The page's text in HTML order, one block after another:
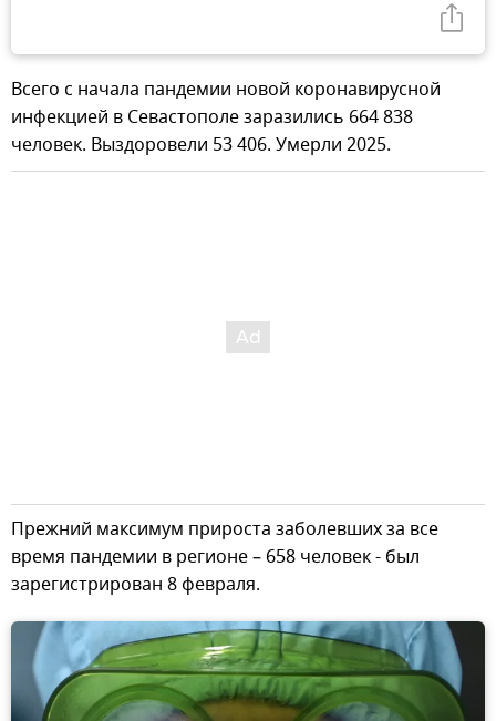
Всего с начала пандемии новой коронавирусной
инфекцией в Севастополе заразились 664 838
человек. Выздоровели 53 406. Умерли 2025.
Прежний максимум прироста заболевших за все
время пандемии в регионе – 658 человек - был
зарегистрирован 8 февраля.